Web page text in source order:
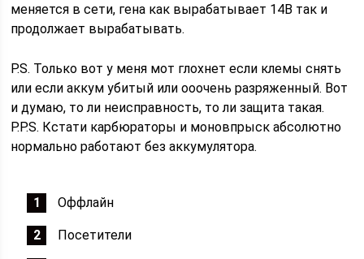
меняется в сети, гена как вырабатывает 14В так и
продолжает вырабатывать.
P.S. Только вот у меня мот глохнет если клемы снять
или если аккум убитый или ооочень разряженный. Вот
и думаю, то ли неисправность, то ли защита такая.
P.P.S. Кстати карбюраторы и моновпрыск абсолютно
нормально работают без аккумулятора.
Оффлайн
Посетители